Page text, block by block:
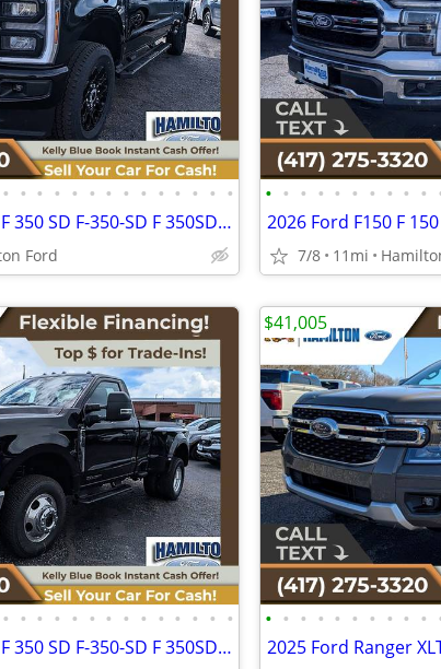
• • • • • • • • • • • • • •
2026 Ford F350SD F 350 SD F-350-SD F 350SD F-350SD LariatCrew Cab
Ford
• • • • • • • • • •
2026 Ford F150 F
7/8 11mi
• • • • • • • • • • • • • •
2026 Ford F350SD F 350 SD F-350-SD F 350SD F-350SD XLT DRWStandard Cab
• • • • • • • • • •
2025 Ford Ranger
$41,005